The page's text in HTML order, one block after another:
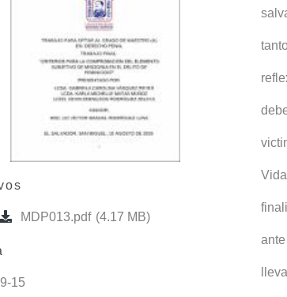
MDP013.pdf (4.17 MB)
15